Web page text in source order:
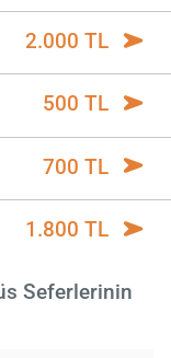
2.000 TL
500 TL
700 TL
1.800 TL
Seferlerinin